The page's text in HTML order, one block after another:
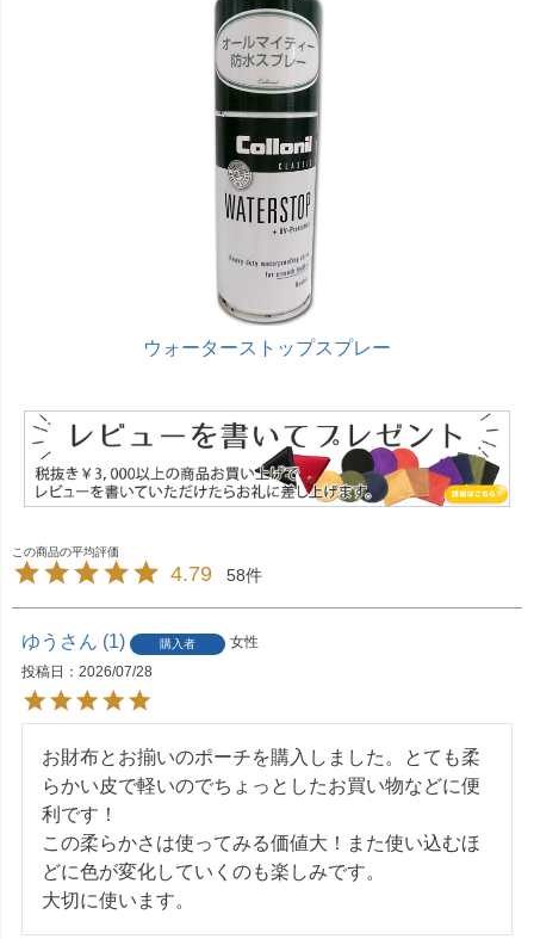
ウォーターストップスプレー
4.79 58
ゆう 1 購入者
女性
投稿日
2026/07/28
お財布とお揃いのポーチを購入しました。とても柔
らかい皮で軽いのでちょっとしたお買い物などに便
利です！
この柔らかさは使ってみる価値大！また使い込むほ
どに色が変化していくのも楽しみです。
大切に使います。